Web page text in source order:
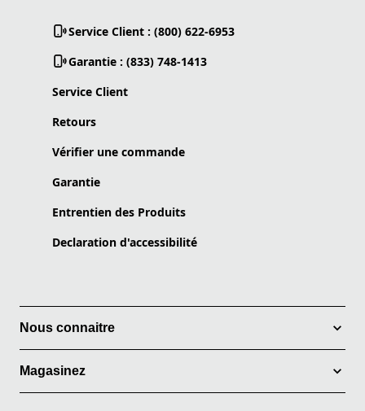
Service Client : (800) 622-6953
Garantie : (833) 748-1413
Service Client
Retours
Vérifier une commande
Garantie
Entrentien des Produits
Declaration d'accessibilité
Nous connaitre
Magasinez